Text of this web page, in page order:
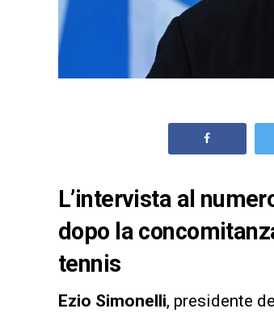
L’intervista al
dopo la
tennis
Ezio Simonelli, presidente